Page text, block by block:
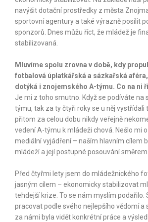
navýšit dotační prostředky z města
sportovní agentury a také výrazně posílit
sponzorů. Dnes můžu říct, že mládež je
stabilizovaná.
Mluvíme spolu zrovna v době, kdy
fotbalová úplatkářská a sázkařská
dotýká i znojemského A-týmu. Co na ni
Je mi z toho smutno. Když se podíváte na
týmu, tak za ty čtyři roky se u něj vystřídali
přitom za celou dobu nikdy veřejně
vedení A-týmu k mládeži chová. Nešlo mi
mediální vyjádření – naším hlavním cílem
mládeží a její postupné posouvání směrem
Před čtyřmi lety jsem do mládežnického
jasným cílem – ekonomicky stabilizovat
tehdejší krize. To se nám myslím podařilo.
pracovat podle svého nejlepšího vědomí a
za námi byla vidět konkrétní práce a